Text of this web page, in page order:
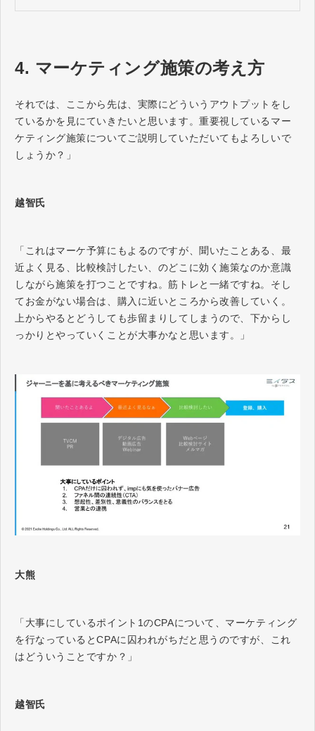
4. マーケティング施策の考え方
それでは、ここから先は、実際にどういうアウトプットをし
ているかを見にていきたいと思います。重要視しているマー
ケティング施策についてご説明していただいてもよろしいで
しょうか？」
越智氏
「これはマーケ予算にもよるのですが、聞いたことある、最
近よく見る、比較検討したい、のどこに効く施策なのか意識
しながら施策を打つことですね。筋トレと一緒ですね。そし
てお金がない場合は、購入に近いところから改善していく。
上からやるとどうしても歩留まりしてしまうので、下からし
っかりとやっていくことが大事かなと思います。」
大熊
「大事にしているポイント1のCPAについて、マーケティング
を行なっているとCPAに囚われがちだと思うのですが、これ
はどういうことですか？」
越智氏